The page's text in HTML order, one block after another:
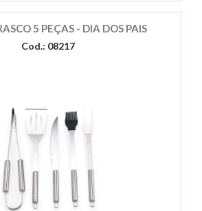
5 PEÇAS - DIA DOS PAIS
Cod.: 08217